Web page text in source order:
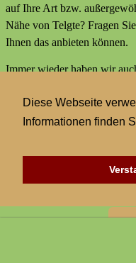
Diese Webseite
Informationen finden
auf Ihre Art bzw.
Nähe von Telgte? Fragen
Ihnen das anbieten können.
Immer wieder haben wir
Alpakaprodukte, z.B.
Wolle unserer Tiere und
Wir bieten keine externen
Alpaka-Wanderungen.
Sie bei uns Alpakas Mal
erreichbarer Nähe von